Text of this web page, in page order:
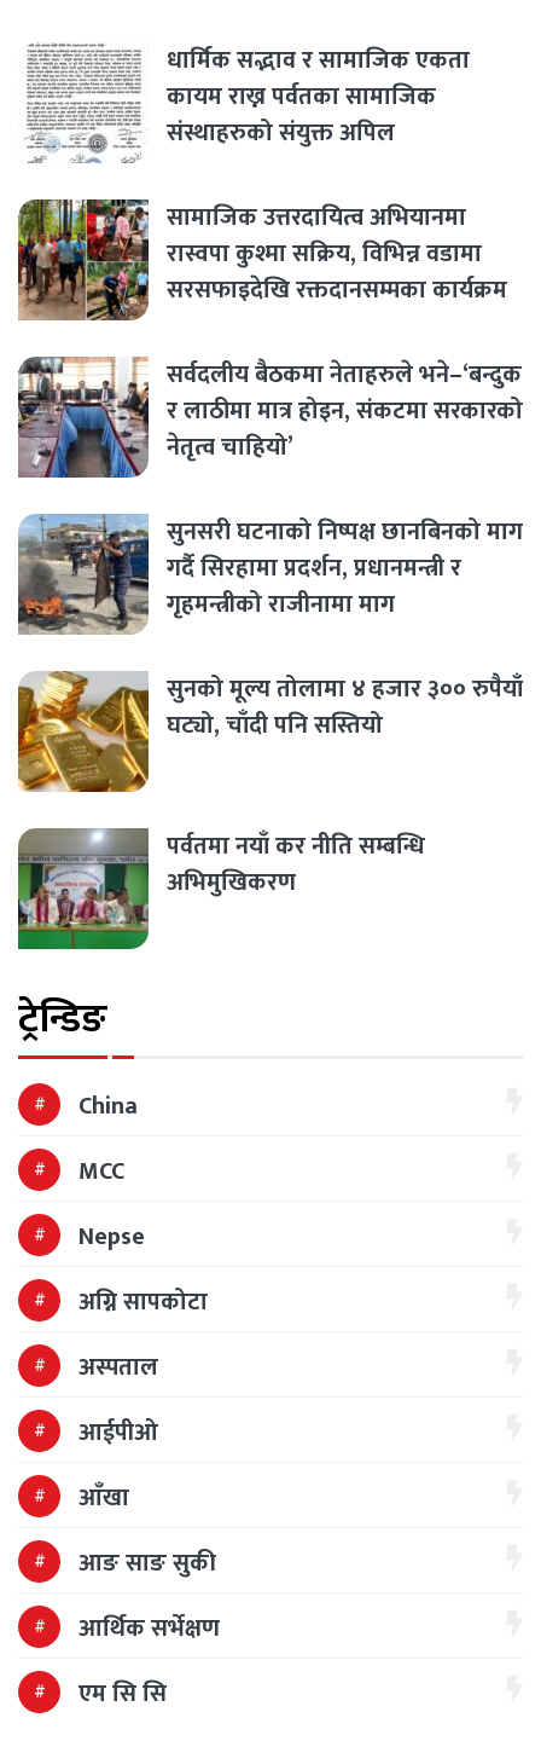
धार्मिक सद्भाव र सामाजिक एकता
कायम राख्न पर्वतका सामाजिक
संस्थाहरुको संयुक्त अपिल
सामाजिक उत्तरदायित्व अभियानमा
रास्वपा कुश्मा सक्रिय, विभिन्न वडामा
सरसफाइदेखि रक्तदानसम्मका कार्यक्रम
सर्वदलीय बैठकमा नेताहरुले भने–‘बन्दुक
र लाठीमा मात्र होइन, संकटमा सरकारको
नेतृत्व चाहियो’
सुनसरी घटनाको निष्पक्ष छानबिनको माग
गर्दै सिरहामा प्रदर्शन, प्रधानमन्त्री र
गृहमन्त्रीको राजीनामा माग
सुनको मूल्य तोलामा ४ हजार ३०० रुपैयाँ
घट्यो, चाँदी पनि सस्तियो
पर्वतमा नयाँ कर नीति सम्बन्धि
अभिमुखिकरण
ट्रेन्डिङ
China
MCC
Nepse
अग्नि सापकोटा
अस्पताल
आईपीओ
आँखा
आङ साङ सुकी
आर्थिक सर्भेक्षण
एम सि सि